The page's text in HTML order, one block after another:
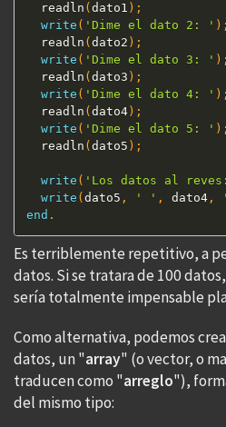
  readln
( dato1 ) ;
write ( 'Dime el dato 2: ' ) ;
  readln
( dato2 ) ;
write ( 'Dime el dato 3: ' ) ;
  readln
( dato3 ) ;
write ( 'Dime el dato 4: ' ) ;
  readln
( dato4 ) ;
write ( 'Dime el dato 5: ' ) ;
  readln
( dato5 ) ;
write ( 'Los datos al
write ( dato5 , ' ' , dato4 ,
end .
Es terriblemente repetitivo, a
datos. Si se tratara de 100
sería totalmente impensable
Como alternativa, podemos
datos, un "array" (o vector, o
traducen como "arreglo"),
del mismo tipo: